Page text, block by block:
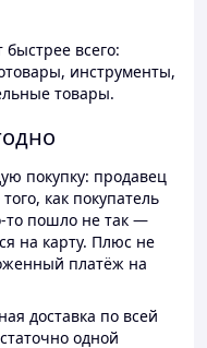
всего:
инструменты,
товары.
покупку: продавец
как покупатель
то пошло не так —
на карту. Плюс не
платёж на
доставка по всей
одной